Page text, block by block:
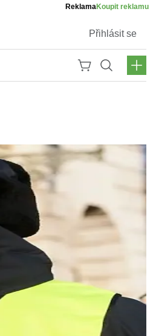
ReklamaKoupit reklamu
Přihlásit se